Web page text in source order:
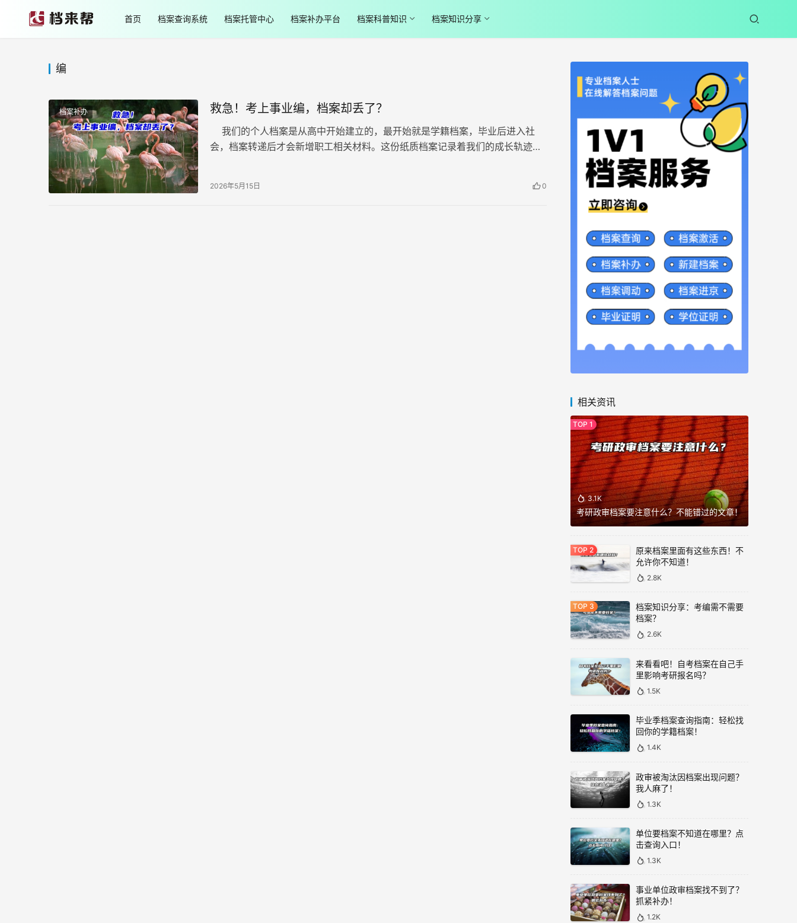
首页 档案查询系统 档案托管中心 档案补办平台 档案科普知识 档案知识分享
编
档案补办 救急！考上事业编，档案却丢了？
我们的个人档案是从高中开始建立的，最开始就是学籍档案，毕业后进入社
会，档案转递后才会新增职工相关材料。这份纸质档案记录着我们的成长轨迹，
2026年5月15日 0
相关资讯
3.1K
考研政审档案要注意什么？不能错过的文章！
原来档案里面有这些东西！不
允许你不知道！
2.8K
档案知识分享：考编需不需要
档案？
2.6K
来看看吧！自考档案在自己手
里影响考研报名吗？
1.5K
毕业季档案查询指南：轻松找
回你的学籍档案！
1.4K
政审被淘汰因档案出现问题？
我人麻了！
1.3K
单位要档案不知道在哪里？点
击查询入口！
1.3K
事业单位政审档案找不到了？
抓紧补办！
1.2K